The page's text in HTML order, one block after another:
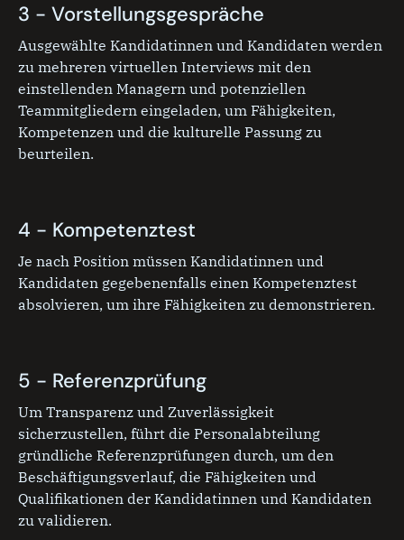
3 - Vorstellungsgespräche
Ausgewählte Kandidatinnen und Kandidaten werden
zu mehreren virtuellen Interviews mit den
einstellenden Managern und potenziellen
Teammitgliedern eingeladen, um Fähigkeiten,
Kompetenzen und die kulturelle Passung zu
beurteilen.
4 - Kompetenztest
Je nach Position müssen Kandidatinnen und
Kandidaten gegebenenfalls einen Kompetenztest
absolvieren, um ihre Fähigkeiten zu demonstrieren.
5 - Referenzprüfung
Um Transparenz und Zuverlässigkeit
sicherzustellen, führt die Personalabteilung
gründliche Referenzprüfungen durch, um den
Beschäftigungsverlauf, die Fähigkeiten und
Qualifikationen der Kandidatinnen und Kandidaten
zu validieren.